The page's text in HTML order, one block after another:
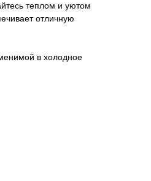
теплом и уютом
отличную
в холодное